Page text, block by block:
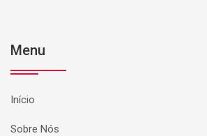
Menu
Início
Sobre Nós